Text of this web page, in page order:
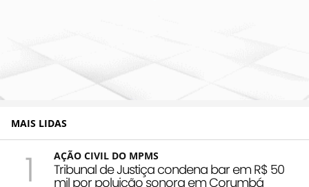
MAIS LIDAS
1 AÇÃO CIVIL DO MPMS
Tribunal de Justiça condena bar em R$ 50
mil por poluição sonora em Corumbá